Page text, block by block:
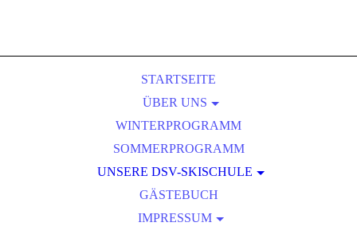
STARTSEITE
ÜBER UNS
VORSTANDSCHAFT
SKILEHRERTEAM
MITGLIEDSCHAFT
SATZUNG
ARCHIV
WINTERPROGRAMM
SOMMERPROGRAMM
UNSERE DSV-SKISCHULE
GRÜNDUNG
LIZENZIERUNG
GÄSTEBUCH
IMPRESSUM